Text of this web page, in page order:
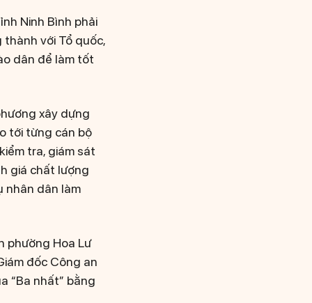
Ninh Bình phải
với Tổ quốc,
dân để làm tốt
xây dựng
tới từng cán bộ
tra, giám sát
giá chất lượng
nhân dân làm
phường Hoa Lư
đốc Công an
“Ba nhất” bằng